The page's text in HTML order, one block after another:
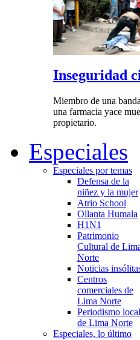
Inseguridad
Miembro de una
una farmacia yace
propietario.
Especiales
Especiales por temas
Defensa de la
niñez y la mujer
Atrio School
Ollanta Humala
H1N1
Patrimonio
Cultural de
Norte
Noticias
Centros
comerciales de
Lima Norte
Periodismo local
de Lima Norte
Especiales, lo último